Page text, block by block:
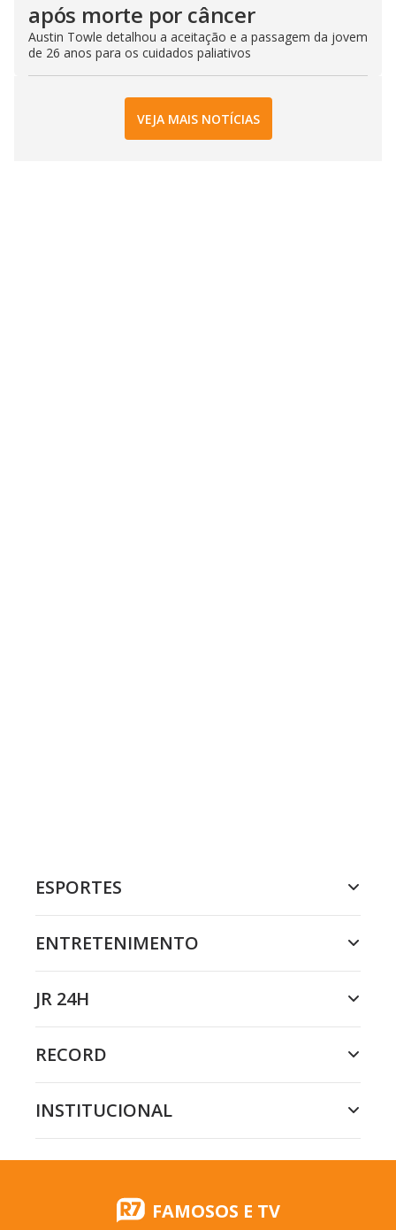
após morte por câncer
Austin Towle detalhou a aceitação e a passagem da jovem
de 26 anos para os cuidados paliativos
VEJA MAIS NOTÍCIAS
ESPORTES
ENTRETENIMENTO
JR 24H
RECORD
INSTITUCIONAL
FAMOSOS E TV